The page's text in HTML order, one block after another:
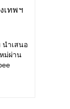
เทพฯ
ม
นำเสนอ
ม่ผ่าน